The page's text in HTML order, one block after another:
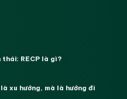
thái: RECP là gì?
xu hướng, mà là hướng đi